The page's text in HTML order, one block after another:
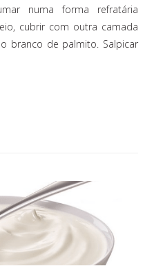
numa forma refratária
cubrir com outra camada
branco de palmito. Salpicar